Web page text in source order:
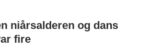
niårsalderen og dans
fire